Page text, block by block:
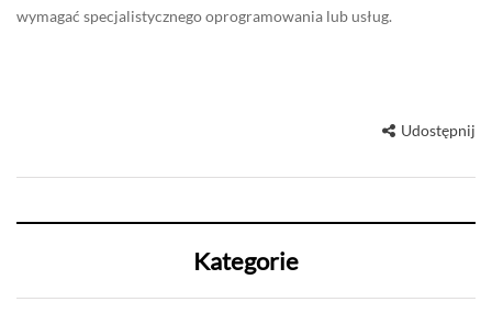
wymagać specjalistycznego oprogramowania lub usług.
Udostępnij
Kategorie